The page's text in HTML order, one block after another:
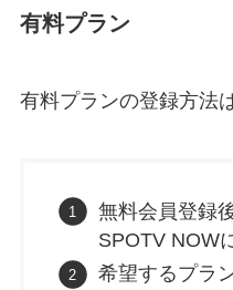
有料プラン
有料プランの登録方法
無料会員登録
SPOTV NOW
希望するプラ